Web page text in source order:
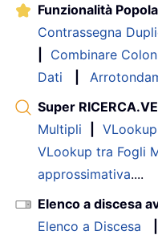
Funzionalità
Contrassegna
Combinare
Dati
Super
Multipli
VLookup tra Fogli
approssimativa....
Elenco a discesa
Elenco a Discesa